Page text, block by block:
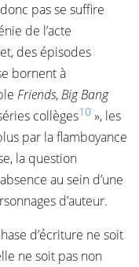
pas se suffire
de l’acte
des épisodes
bornent à
Friends,Big Bang
collèges10 », les
par la flamboyance
la question
au sein d’une
d’auteur.
d’écriture ne soit
ne soit pas non